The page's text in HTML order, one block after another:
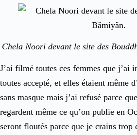
Chela Noori devant le site des
J’ai filmé toutes ces femmes que j’ai
toutes accepté, et elles étaient même
sans masque mais j’ai refusé parce
regardent même ce qu’on publie en
seront floutés parce que je crains